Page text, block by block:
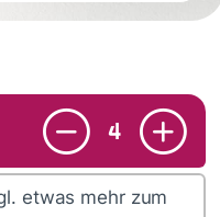
4
etwas mehr zum